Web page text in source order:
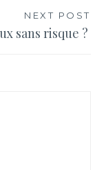
NEXT POST
sans risque ?